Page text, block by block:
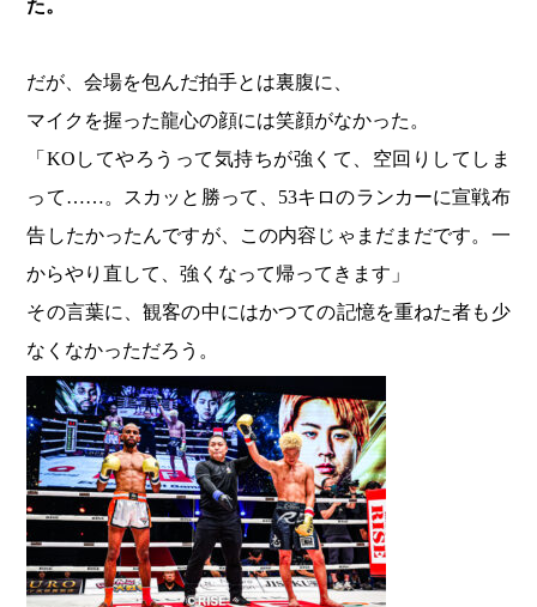
た。
だが、会場を包んだ拍手とは裏腹に、
マイクを握った龍心の顔には笑顔がなかった。
「KOしてやろうって気持ちが強くて、空回りしてしま
って……。スカッと勝って、53キロのランカーに宣戦布
告したかったんですが、この内容じゃまだまだです。一
からやり直して、強くなって帰ってきます」
その言葉に、観客の中にはかつての記憶を重ねた者も少
なくなかっただろう。